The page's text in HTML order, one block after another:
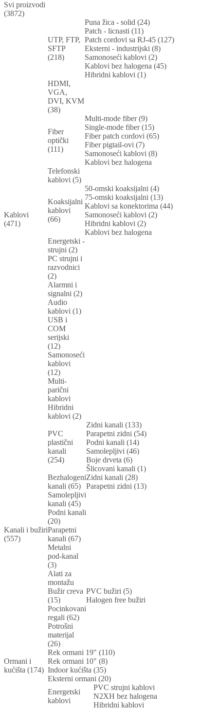
Svi proizvodi
(3872)
Kablovi
(471)
UTP, FTP,
SFTP
(218)
Puna žica - solid (24)
Patch - licnasti (11)
Patch cordovi sa RJ-45 (127)
Eksterni - industrijski (8)
Samonoseći kablovi (2)
Kablovi bez halogena (45)
Hibridni kablovi (1)
HDMI,
VGA,
DVI, KVM
(38)
Fiber
optički
(111)
Multi-mode fiber (9)
Single-mode fiber (15)
Fiber patch cordovi (65)
Fiber pigtail-ovi (7)
Samonoseći kablovi (8)
Kablovi bez halogena
Telefonski
kablovi (5)
Koaksijalni
kablovi
(66)
50-omski koaksijalni (4)
75-omski koaksijalni (13)
Kablovi sa konektorima (44)
Samonoseći kablovi (2)
Hibridni kablovi (2)
Kablovi bez halogena
Energetski -
strujni (2)
PC strujni i
razvodnici
(2)
Alarmni i
signalni (2)
Audio
kablovi (1)
USB i
COM
serijski
(12)
Samonoseći
kablovi
(12)
Multi-
parični
kablovi
Hibridni
kablovi (2)
Kanali i bužiri
(557)
PVC
plastični
kanali
(254)
Zidni kanali (133)
Parapetni zidni (54)
Podni kanali (14)
Samolepljivi (46)
Boje drveta (6)
Šlicovani kanali (1)
Bezhalogeni
kanali (65)
Zidni kanali (28)
Parapetni zidni (13)
Samolepljivi
kanali (45)
Podni kanali
(20)
Parapetni
kanali (67)
Metalni
pod-kanal
(3)
Alati za
montažu
Bužir creva
(15)
PVC bužiri (5)
Halogen free bužiri
Pocinkovani
regali (62)
Potrošni
materijal
(26)
Ormani i
kućišta (174)
Rek ormani 19" (110)
Rek ormani 10" (8)
Indoor kućišta (35)
Eksterni ormani (20)
Energetski
kablovi
PVC strujni kablovi
N2XH bez halogena
Hibridni kablovi